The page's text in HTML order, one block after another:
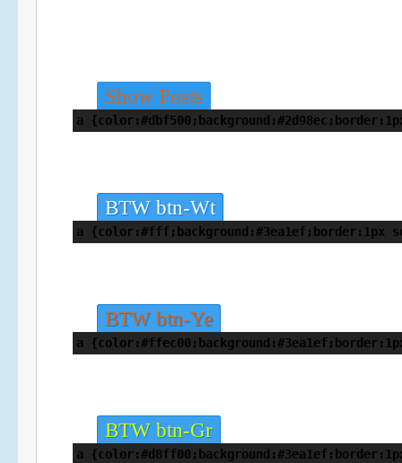
Show Posts
a
BTW btn-Wt
a {color:#fff;background:#3ea1ef;border:1px
BTW btn-Ye
a
BTW btn-Gr
a